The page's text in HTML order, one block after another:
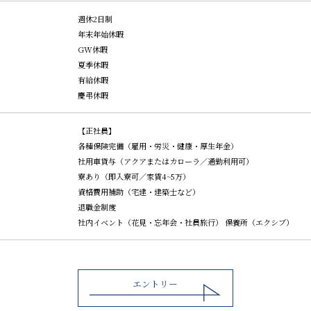
週休2日制
年末年始休暇
GW休暇
夏季休暇
有給休暇
慶弔休暇
【正社員】
各種保険完備（雇用・労災・健康・厚生年金）
社用車貸与（アクアまたはカローラ／通勤利用可）
寮あり（即入寮可／家賃4~5万）
資格費用補助（宅建・建築士など）
退職金制度
社内イベント（花見・忘年会・社員旅行）
保養所（エクシブ）
エントリー